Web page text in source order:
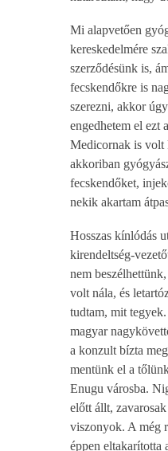
Mi alapvetően
kereskedelmére
szerződésünk is,
fecskendőkre is
szerezni, akkor
engedhetem el ezt
Medicornak is volt
akkoriban
fecskendőket,
nekik akartam
Hosszas kínlódás
kirendeltség-
nem
volt nála, és
tudtam, mit
magyar
a konzult bízta
mentünk el a
Enugu városba.
előtt állt,
viszonyok. A még
éppen